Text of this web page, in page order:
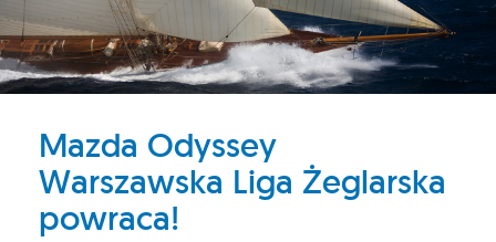
Mazda Odyssey
Warszawska Liga Żeglarska
powraca!